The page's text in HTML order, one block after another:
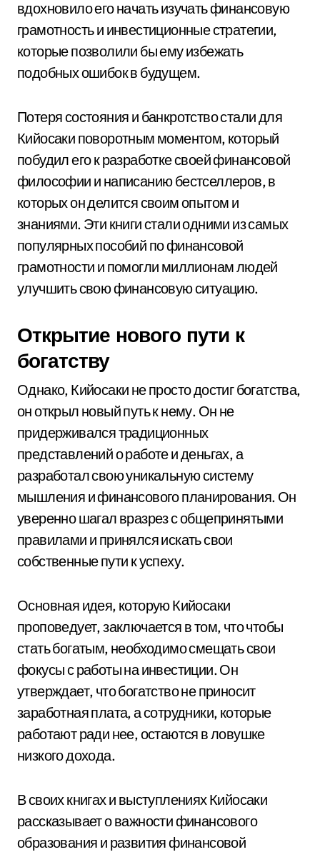
вдохновило его начать изучать финансовую
грамотность и инвестиционные стратегии,
которые позволили бы ему избежать
подобных ошибок в будущем.
Потеря состояния и банкротство стали для
Кийосаки поворотным моментом, который
побудил его к разработке своей финансовой
философии и написанию бестселлеров, в
которых он делится своим опытом и
знаниями. Эти книги стали одними из самых
популярных пособий по финансовой
грамотности и помогли миллионам людей
улучшить свою финансовую ситуацию.
Открытие нового пути к
богатству
Однако, Кийосаки не просто достиг богатства,
он открыл новый путь к нему. Он не
придерживался традиционных
представлений о работе и деньгах, а
разработал свою уникальную систему
мышления и финансового планирования. Он
уверенно шагал вразрез с общепринятыми
правилами и принялся искать свои
собственные пути к успеху.
Основная идея, которую Кийосаки
проповедует, заключается в том, что чтобы
стать богатым, необходимо смещать свои
фокусы с работы на инвестиции. Он
утверждает, что богатство не приносит
заработная плата, а сотрудники, которые
работают ради нее, остаются в ловушке
низкого дохода.
В своих книгах и выступлениях Кийосаки
рассказывает о важности финансового
образования и развития финансовой